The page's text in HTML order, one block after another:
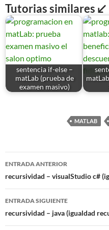
Tutorias similares ↙
sentencia if-else –
matLab (prueba de
examen masivo)
MATLAB
Navegación
de
entradas
ENTRADA ANTERIOR
recursividad – visualStudio c#
ENTRADA SIGUIENTE
recursividad – java (igualdad